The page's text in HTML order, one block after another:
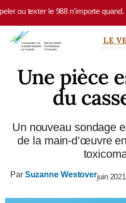
Skip to main content
le 988 n’importe quand. En
LE
Une pièce
du
Un nouveau sondage
de la main-d’œuvre
Par Suzanne Westoverjuin 2021